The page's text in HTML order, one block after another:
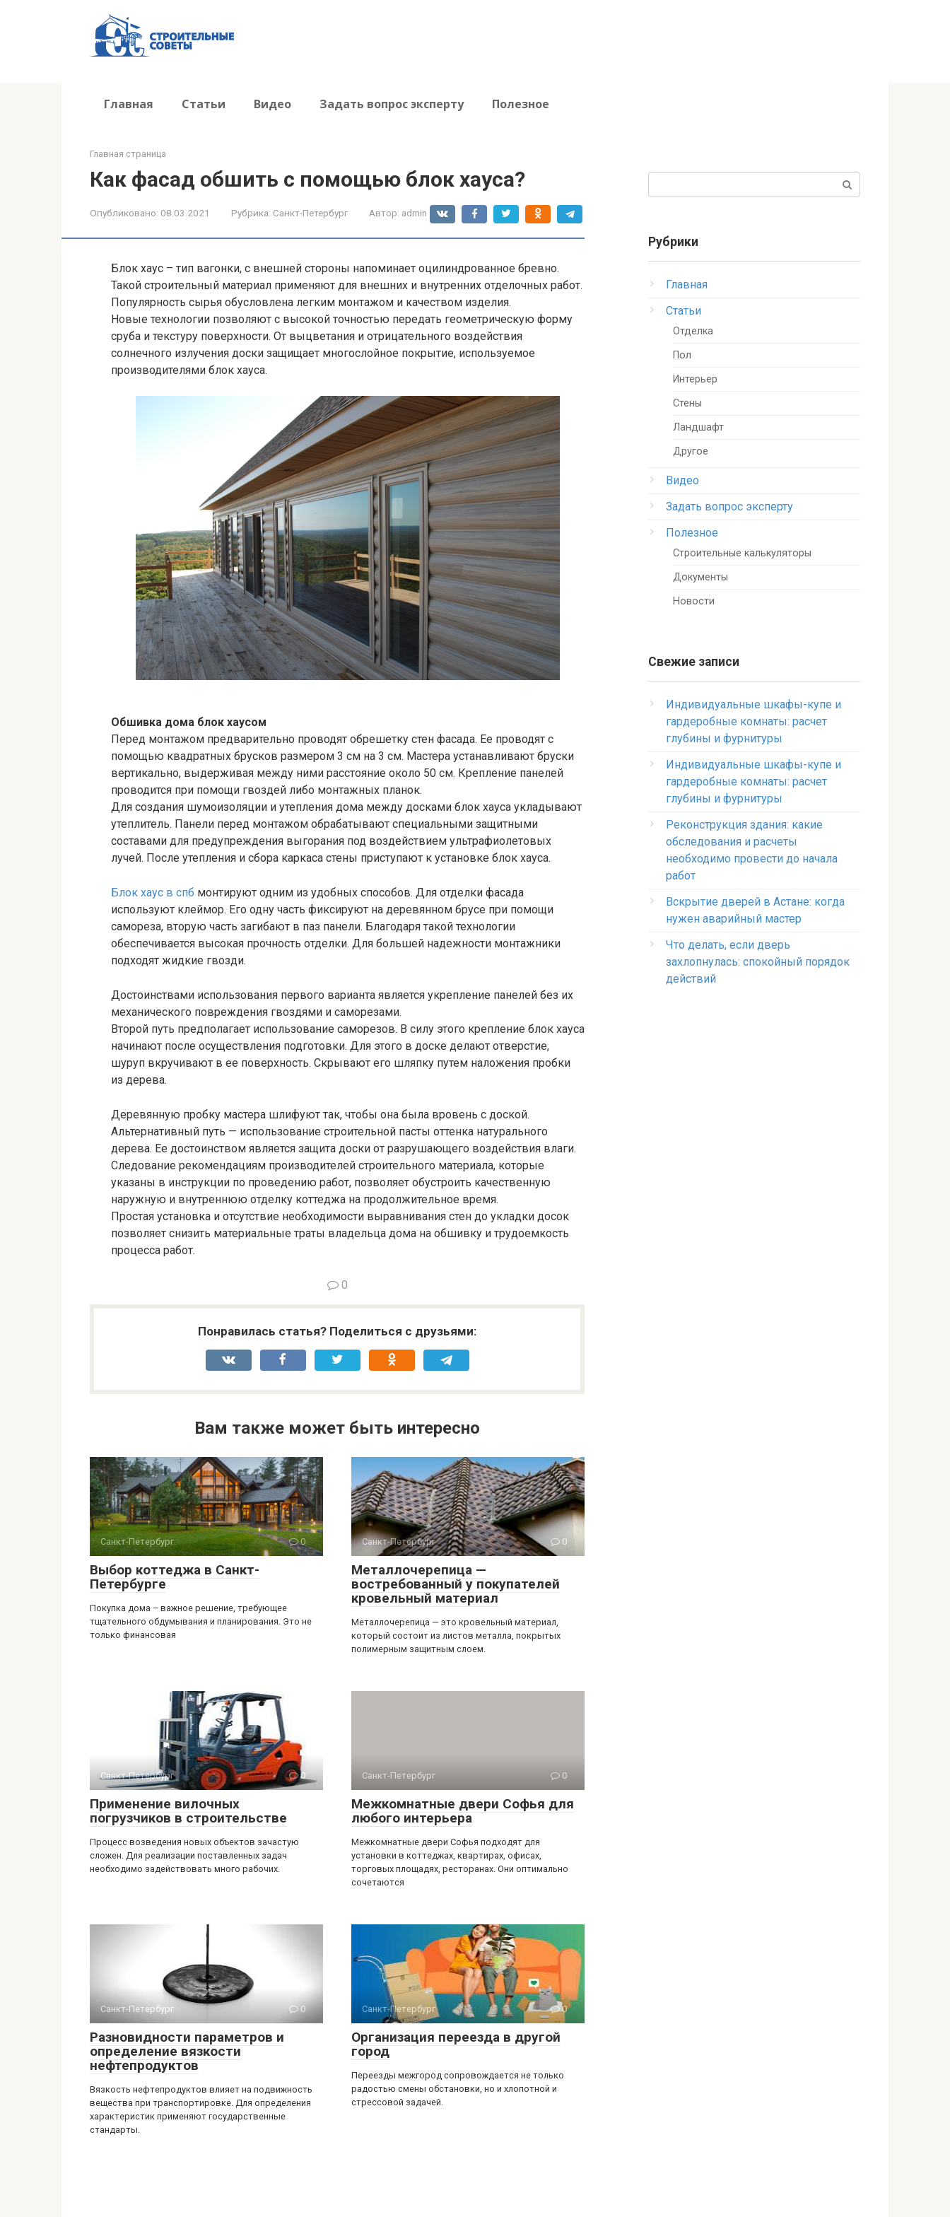
Главная Статьи Видео Задать вопрос эксперту Полезное
Главная страница
Как фасад обшить с помощью блок хауса?
Опубликовано: 08.03.2021 Рубрика: Санкт-Петербург Автор: admin
Блок хаус – тип вагонки, с внешней стороны напоминает оцилиндрованное бревно.
Такой строительный материал применяют для внешних и внутренних отделочных работ.
Популярность сырья обусловлена легким монтажом и качеством изделия.
Новые технологии позволяют с высокой точностью передать геометрическую форму
сруба и текстуру поверхности. От выцветания и отрицательного воздействия
солнечного излучения доски защищает многослойное покрытие, используемое
производителями блок хауса.
Обшивка дома блок хаусом
Перед монтажом предварительно проводят обрешетку стен фасада. Ее проводят с
помощью квадратных брусков размером 3 см на 3 см. Мастера устанавливают бруски
вертикально, выдерживая между ними расстояние около 50 см. Крепление панелей
проводится при помощи гвоздей либо монтажных планок.
Для создания шумоизоляции и утепления дома между досками блок хауса укладывают
утеплитель. Панели перед монтажом обрабатывают специальными защитными
составами для предупреждения выгорания под воздействием ультрафиолетовых
лучей. После утепления и сбора каркаса стены приступают к установке блок хауса.
Блок хаус в спб монтируют одним из удобных способов. Для отделки фасада
используют клеймор. Его одну часть фиксируют на деревянном брусе при помощи
самореза, вторую часть загибают в паз панели. Благодаря такой технологии
обеспечивается высокая прочность отделки. Для большей надежности монтажники
подходят жидкие гвозди.
Достоинствами использования первого варианта является укрепление панелей без их
механического повреждения гвоздями и саморезами.
Второй путь предполагает использование саморезов. В силу этого крепление блок хауса
начинают после осуществления подготовки. Для этого в доске делают отверстие,
шуруп вкручивают в ее поверхность. Скрывают его шляпку путем наложения пробки
из дерева.
Деревянную пробку мастера шлифуют так, чтобы она была вровень с доской.
Альтернативный путь — использование строительной пасты оттенка натурального
дерева. Ее достоинством является защита доски от разрушающего воздействия влаги.
Следование рекомендациям производителей строительного материала, которые
указаны в инструкции по проведению работ, позволяет обустроить качественную
наружную и внутреннюю отделку коттеджа на продолжительное время.
Простая установка и отсутствие необходимости выравнивания стен до укладки досок
позволяет снизить материальные траты владельца дома на обшивку и трудоемкость
процесса работ.
0
Понравилась статья? Поделиться с друзьями:
Вам также может быть интересно
Санкт-Петербург 0
Выбор коттеджа в Санкт-
Петербурге
Покупка дома – важное решение, требующее
тщательного обдумывания и планирования. Это не
только финансовая
Санкт-Петербург 0
Металлочерепица —
востребованный у покупателей
кровельный материал
Металлочерепица — это кровельный материал,
который состоит из листов металла, покрытых
полимерным защитным слоем.
Санкт-Петербург 0
Применение вилочных
погрузчиков в строительстве
Процесс возведения новых объектов зачастую
сложен. Для реализации поставленных задач
необходимо задействовать много рабочих.
Санкт-Петербург 0
Межкомнатные двери Софья для
любого интерьера
Межкомнатные двери Софья подходят для
установки в коттеджах, квартирах, офисах,
торговых площадях, ресторанах. Они оптимально
сочетаются
Санкт-Петербург 0
Разновидности параметров и
определение вязкости
нефтепродуктов
Вязкость нефтепродуктов влияет на подвижность
вещества при транспортировке. Для определения
характеристик применяют государственные
стандарты.
Санкт-Петербург 0
Организация переезда в другой
город
Переезды межгород сопровождается не только
радостью смены обстановки, но и хлопотной и
стрессовой задачей.
Рубрики
Главная
Статьи
Отделка
Пол
Интерьер
Стены
Ландшафт
Другое
Видео
Задать вопрос эксперту
Полезное
Строительные калькуляторы
Документы
Новости
Свежие записи
Индивидуальные шкафы-купе и
гардеробные комнаты: расчет
глубины и фурнитуры
Индивидуальные шкафы-купе и
гардеробные комнаты: расчет
глубины и фурнитуры
Реконструкция здания: какие
обследования и расчеты
необходимо провести до начала
работ
Вскрытие дверей в Астане: когда
нужен аварийный мастер
Что делать, если дверь
захлопнулась: спокойный порядок
действий